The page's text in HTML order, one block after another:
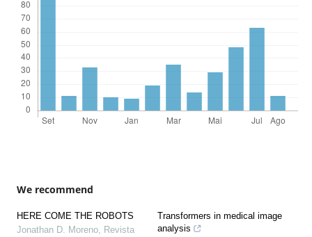
We recommend
HERE COME THE ROBOTS
Jonathan D. Moreno, Revista
Transformers in medical image
analysis